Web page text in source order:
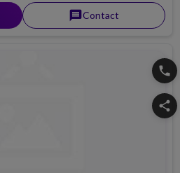
messageContact
phone
share